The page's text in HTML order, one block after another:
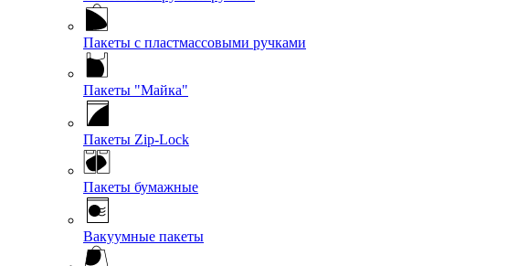
Пакеты с пластмассовыми ручками
Пакеты "Майка"
Пакеты Zip-Lock
Пакеты бумажные
Вакуумные пакеты